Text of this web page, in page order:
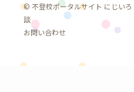
© 不登校ポータルサイト にじい
談
お問い合わせ